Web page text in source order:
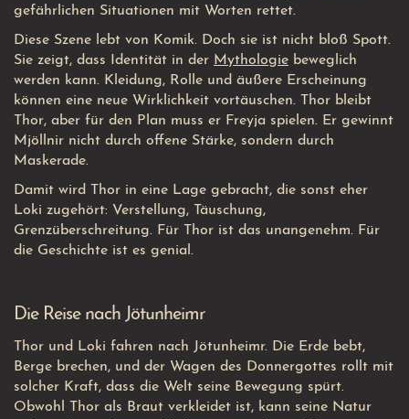
gefährlichen Situationen mit Worten rettet.
Diese Szene lebt von Komik. Doch sie ist nicht bloß Spott.
Sie zeigt, dass Identität in der Mythologie beweglich
werden kann. Kleidung, Rolle und äußere Erscheinung
können eine neue Wirklichkeit vortäuschen. Thor bleibt
Thor, aber für den Plan muss er Freyja spielen. Er gewinnt
Mjöllnir nicht durch offene Stärke, sondern durch
Maskerade.
Damit wird Thor in eine Lage gebracht, die sonst eher
Loki zugehört: Verstellung, Täuschung,
Grenzüberschreitung. Für Thor ist das unangenehm. Für
die Geschichte ist es genial.
Die Reise nach Jötunheimr
Thor und Loki fahren nach Jötunheimr. Die Erde bebt,
Berge brechen, und der Wagen des Donnergottes rollt mit
solcher Kraft, dass die Welt seine Bewegung spürt.
Obwohl Thor als Braut verkleidet ist, kann seine Natur